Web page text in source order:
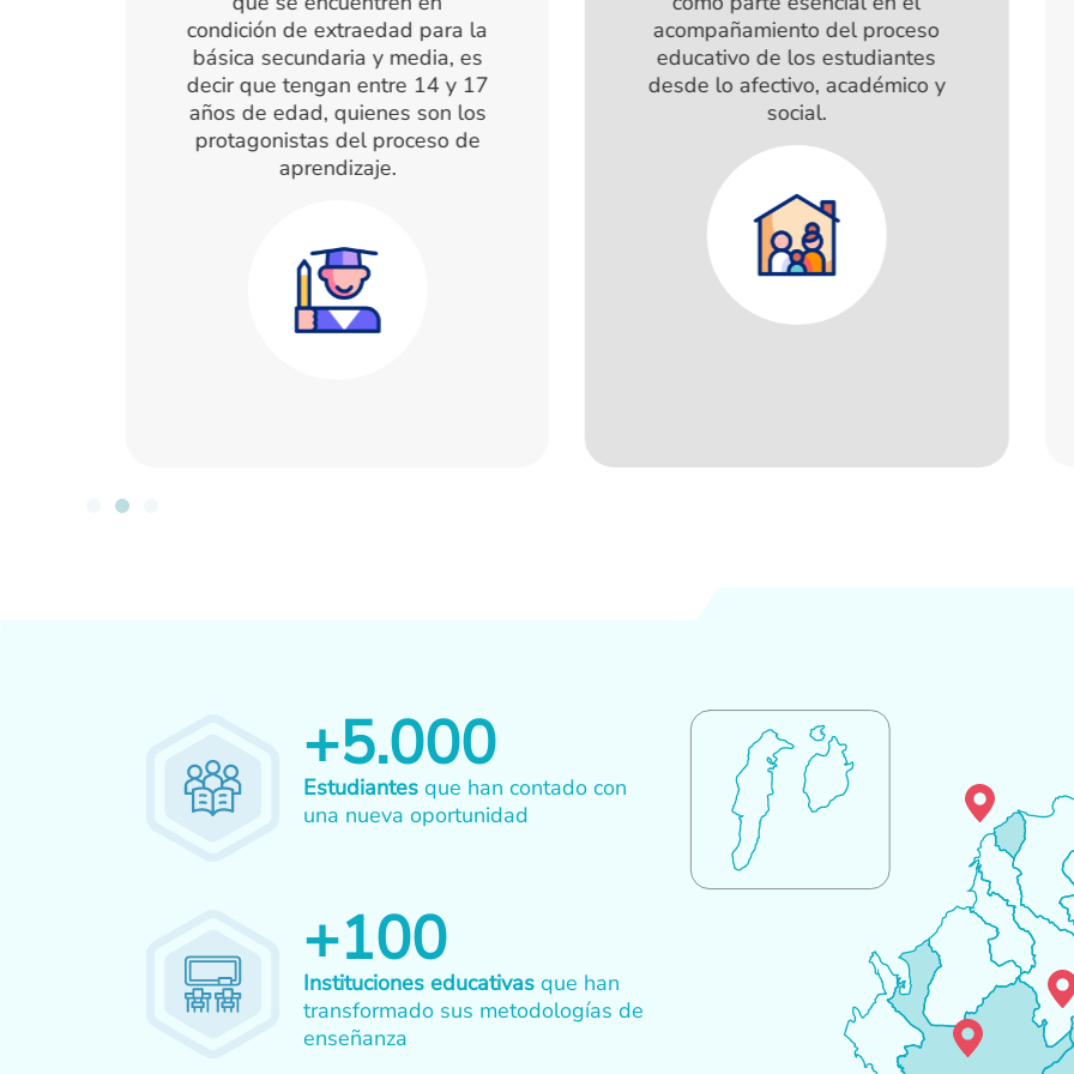
acompañamiento del proceso
educativo de los estudiantes
desde lo afectivo, académico y
social.
formación y cualificar su
práctica pedagógica,
desarrollando propuestas
alternativas, como el Modelo
Pensar®, para la atención de
estudiantes en condición de
vulnerabilidad y en extraedad.
+5.000
Estudiantesque han contado con
una nueva oportunidad
+100
Instituciones educativasque han
transformado sus metodologías de
enseñanza